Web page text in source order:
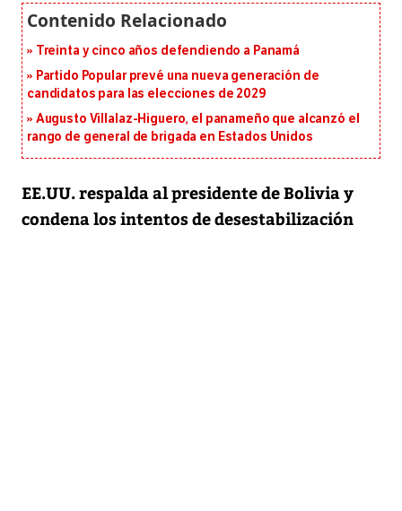
Treinta y cinco años defendiendo a Panamá
Partido Popular prevé una nueva generación de
candidatos para las elecciones de 2029
Augusto Villalaz-Higuero, el panameño que alcanzó el
rango de general de brigada en Estados Unidos
EE.UU. respalda al presidente de Bolivia y
condena los intentos de desestabilización